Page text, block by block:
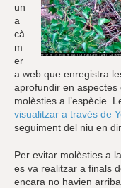
un
a
cà
m
er
a web que enregistra
aprofundir en
molèsties a l’espècie.
visualitzar a través de
seguiment del niu en
Per evitar molèsties a
es va realitzar a finals
encara no havien